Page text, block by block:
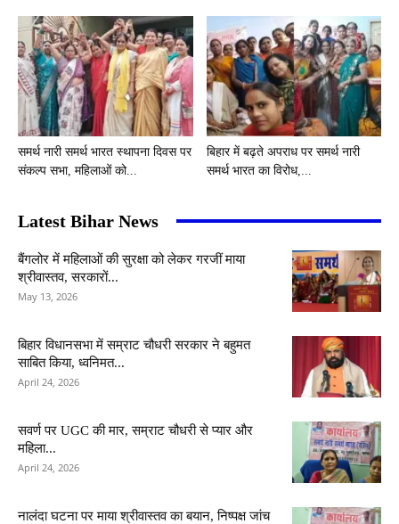
समर्थ नारी समर्थ भारत स्थापना दिवस पर
संकल्प सभा, महिलाओं को...
बिहार में बढ़ते अपराध पर समर्थ नारी
समर्थ भारत का विरोध,...
Latest Bihar News
बैंगलोर में महिलाओं की सुरक्षा को लेकर गरजीं माया
श्रीवास्तव, सरकारों...
May 13, 2026
बिहार विधानसभा में सम्राट चौधरी सरकार ने बहुमत
साबित किया, ध्वनिमत...
April 24, 2026
सवर्ण पर UGC की मार, सम्राट चौधरी से प्यार और
महिला...
April 24, 2026
नालंदा घटना पर माया श्रीवास्तव का बयान, निष्पक्ष जांच